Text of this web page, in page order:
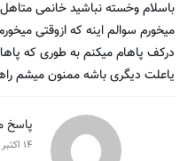
باسلام وخسته نباشید خانمی
میخورم سوالم اینه که ازوقتی
درکف پاهام میکنم به طوری که
یاعلت دیگری باشه ممنون میشم
پاسخ
14 اکتبر 2018 در 1:12 ب.ظ